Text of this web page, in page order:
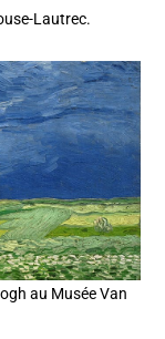
Lautrec.
au Musée Van